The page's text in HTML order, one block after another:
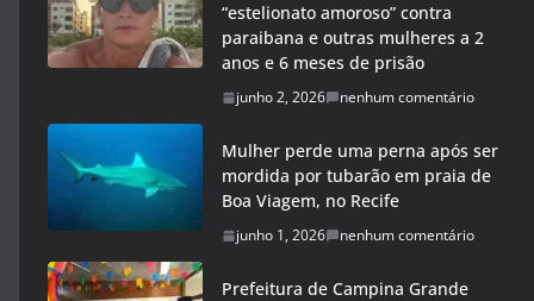
“estelionato amoroso” contra
paraibana e outras mulheres a 2
anos e 6 meses de prisão
junho 2, 2026 nenhum comentário
Mulher perde uma perna após ser
mordida por tubarão em praia de
Boa Viagem, no Recife
junho 1, 2026 nenhum comentário
Prefeitura de Campina Grande